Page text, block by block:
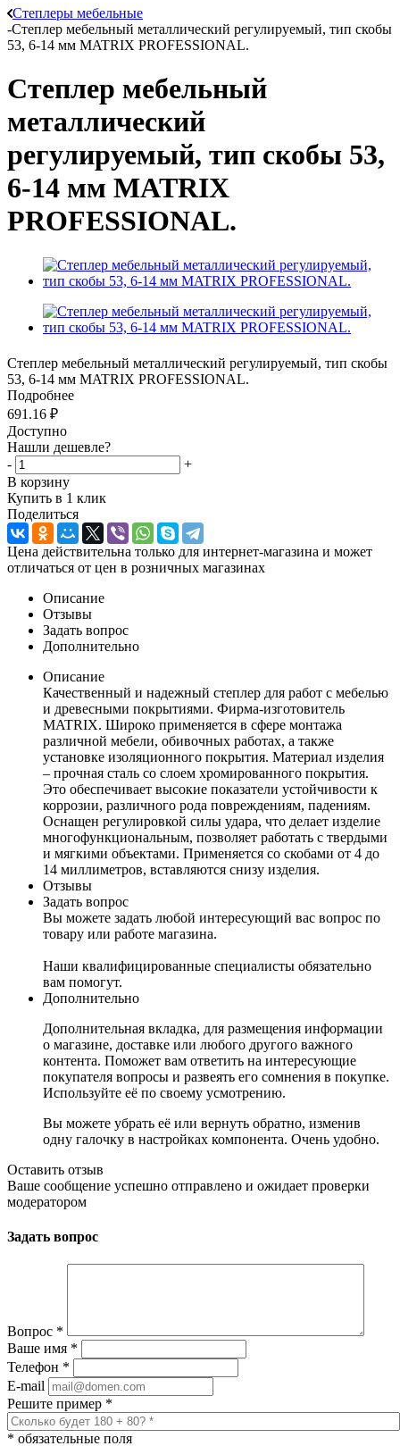
Степлеры мебельные
-Степлер мебельный металлический регулируемый, тип скобы
53, 6-14 мм MATRIX PROFESSIONAL.
Степлер мебельный
металлический
регулируемый, тип скобы 53,
6-14 мм MATRIX
PROFESSIONAL.
Степлер мебельный металлический регулируемый, тип скобы
53, 6-14 мм MATRIX PROFESSIONAL.
Подробнее
691.16 ₽
Доступно
Нашли дешевле?
-
+
В корзину
Купить в 1 клик
Поделиться
Цена действительна только для интернет-магазина и может
отличаться от цен в розничных магазинах
Описание
Отзывы
Задать вопрос
Дополнительно
Описание
Качественный и надежный степлер для работ с мебелью
и древесными покрытиями. Фирма-изготовитель
MATRIX. Широко применяется в сфере монтажа
различной мебели, обивочных работах, а также
установке изоляционного покрытия. Материал изделия
– прочная сталь со слоем хромированного покрытия.
Это обеспечивает высокие показатели устойчивости к
коррозии, различного рода повреждениям, падениям.
Оснащен регулировкой силы удара, что делает изделие
многофункциональным, позволяет работать с твердыми
и мягкими объектами. Применяется со скобами от 4 до
14 миллиметров, вставляются снизу изделия.
Отзывы
Задать вопрос
Вы можете задать любой интересующий вас вопрос по
товару или работе магазина.
Наши квалифицированные специалисты обязательно
вам помогут.
Дополнительно
Дополнительная вкладка, для размещения информации
о магазине, доставке или любого другого важного
контента. Поможет вам ответить на интересующие
покупателя вопросы и развеять его сомнения в покупке.
Используйте её по своему усмотрению.
Вы можете убрать её или вернуть обратно, изменив
одну галочку в настройках компонента. Очень удобно.
Оставить отзыв
Ваше сообщение успешно отправлено и ожидает проверки
модератором
Задать вопрос
Вопрос *
Ваше имя *
Телефон *
E-mail
Решите пример *
* обязательные поля